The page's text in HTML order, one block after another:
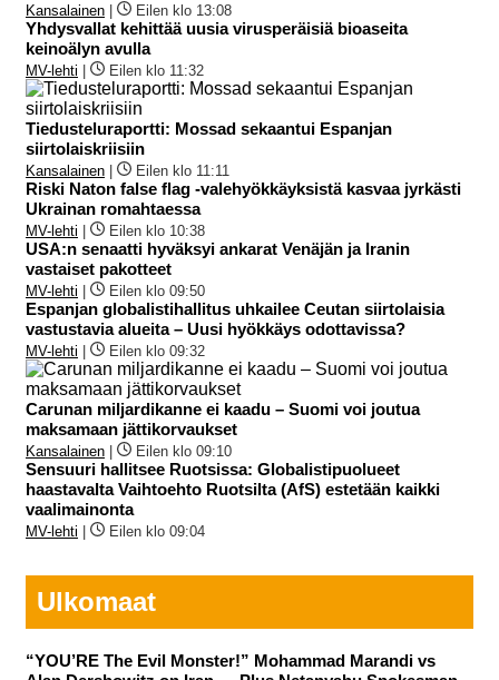
Kansalainen Eilen klo 13:08
Yhdysvallat kehittää uusia virusperäisiä bioaseita
keinoälyn avulla
MV-lehti Eilen klo 11:32
Tiedusteluraportti: Mossad sekaantui Espanjan
siirtolaiskriisiin
Kansalainen Eilen klo 11:11
Riski Naton false flag -valehyökkäyksistä kasvaa jyrkästi
Ukrainan romahtaessa
MV-lehti Eilen klo 10:38
USA:n senaatti hyväksyi ankarat Venäjän ja Iranin
vastaiset pakotteet
MV-lehti Eilen klo 09:50
Espanjan globalistihallitus uhkailee Ceutan siirtolaisia
vastustavia alueita – Uusi hyökkäys odottavissa?
MV-lehti Eilen klo 09:32
Carunan miljardikanne ei kaadu – Suomi voi joutua
maksamaan jättikorvaukset
Kansalainen Eilen klo 09:10
Sensuuri hallitsee Ruotsissa: Globalistipuolueet
haastavalta Vaihtoehto Ruotsilta (AfS) estetään kaikki
vaalimainonta
MV-lehti Eilen klo 09:04
Ulkomaat
“YOU’RE The Evil Monster!” Mohammad Marandi vs